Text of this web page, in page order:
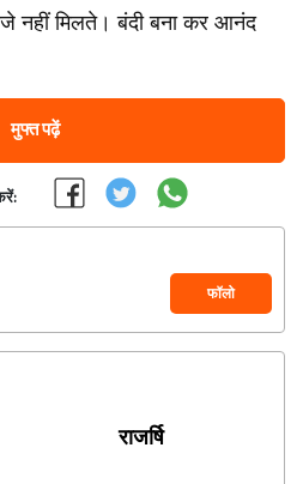
नहीं मिलते। बंदी बना कर आनंद
मुफ्त पढ़ें
फॉलो
राजर्षि